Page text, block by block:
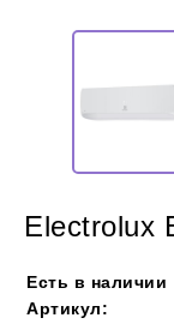
Electrolux
Есть в наличии
Артикул: